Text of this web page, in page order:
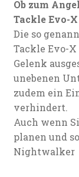
Ob zum
Tackle Evo-
Die so
Tackle Evo-
Gelenk
unebenen
zudem ein
verhindert.
Auch wenn
planen und
Nightwalker